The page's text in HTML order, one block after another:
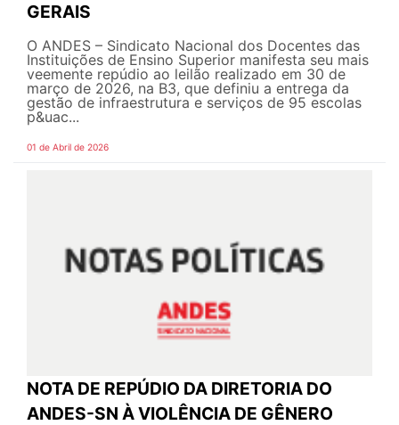
GERAIS
O ANDES – Sindicato Nacional dos Docentes das
Instituições de Ensino Superior manifesta seu mais
veemente repúdio ao leilão realizado em 30 de
março de 2026, na B3, que definiu a entrega da
gestão de infraestrutura e serviços de 95 escolas
p&uac...
01 de Abril de 2026
NOTA DE REPÚDIO DA DIRETORIA DO
ANDES-SN À VIOLÊNCIA DE GÊNERO